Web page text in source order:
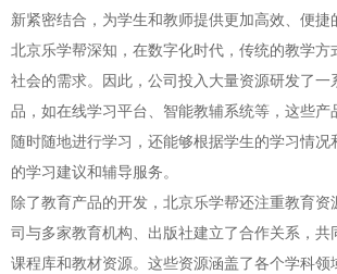
新紧密结合，为学生和教师提供更加高效、便捷
北京乐学帮深知，在数字化时代，传统的教学方
社会的需求。因此，公司投入大量资源研发了一
品，如在线学习平台、智能教辅系统等，这些产
随时随地进行学习，还能够根据学生的学习情况
的学习建议和辅导服务。
除了教育产品的开发，北京乐学帮还注重教育资
司与多家教育机构、出版社建立了合作关系，共
课程库和教材资源。这些资源涵盖了各个学科领